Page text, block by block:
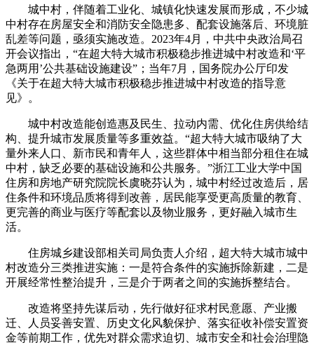
城中村，伴随着工业化、城镇化快速发展而形成，不少城
中村存在房屋安全和消防安全隐患多、配套设施落后、环境脏
乱差等问题，亟须实施改造。2023年4月，中共中央政治局召
开会议指出，“在超大特大城市积极稳步推进城中村改造和‘平
急两用’公共基础设施建设”；当年7月，国务院办公厅印发
《关于在超大特大城市积极稳步推进城中村改造的指导意
见》。
城中村改造能创造惠及民生、拉动内需、优化住房供给结
构、提升城市发展质量等多重效益。“超大特大城市吸纳了大
量外来人口、新市民和青年人，这些群体中相当部分租住在城
中村，缺乏必要的基础设施和公共服务。”浙江工业大学中国
住房和房地产研究院院长虞晓芬认为，城中村经过改造后，居
住条件和环境品质将得到改善，居民能享受更高质量的教育、
更完善的商业与医疗等配套以及物业服务，更好融入城市生
活。
住房城乡建设部相关司局负责人介绍，超大特大城市城中
村改造分三类推进实施：一是符合条件的实施拆除新建，二是
开展经常性整治提升，三是介于两者之间的实施拆整结合。
改造将坚持先谋后动，先行做好征求村民意愿、产业搬
迁、人员妥善安置、历史文化风貌保护、落实征收补偿安置资
金等前期工作，优先对群众需求迫切、城市安全和社会治理隐